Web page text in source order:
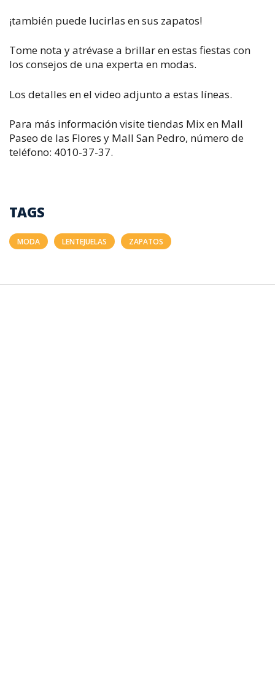
¡también puede lucirlas en sus zapatos!
Tome nota y atrévase a brillar en estas fiestas con
los consejos de una experta en modas.
Los detalles en el video adjunto a estas líneas.
Para más información visite tiendas Mix en Mall
Paseo de las Flores y Mall San Pedro, número de
teléfono: 4010-37-37.
TAGS
MODA LENTEJUELAS ZAPATOS